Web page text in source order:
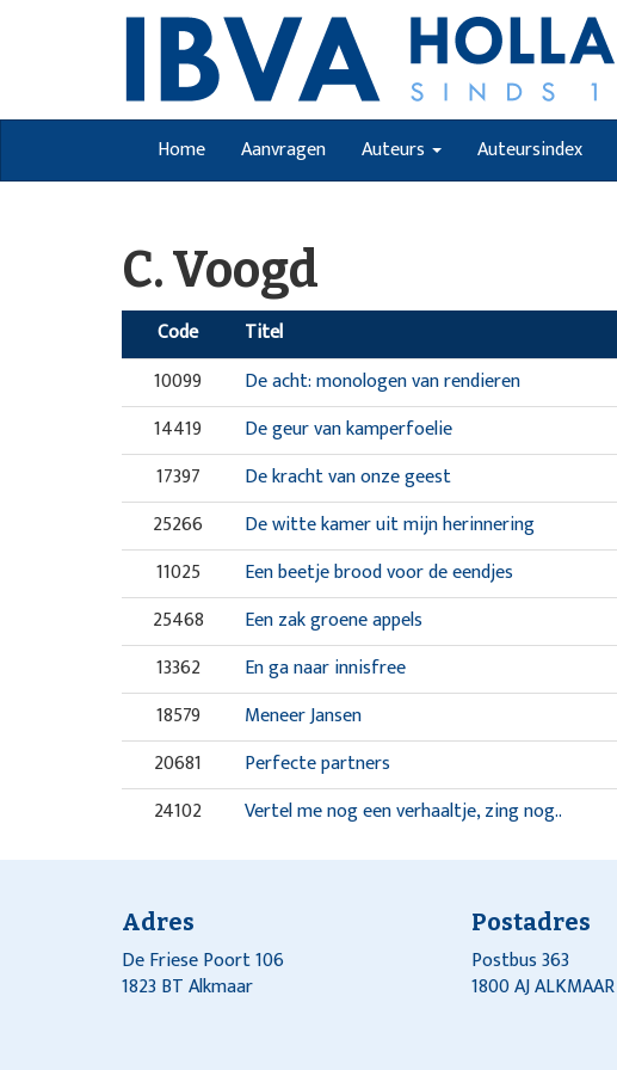
Home Aanvragen Auteurs Auteursindex
C. Voogd
Code Titel
10099
De acht: monologen van rendieren
14419
De geur van kamperfoelie
17397
De kracht van onze geest
25266
De witte kamer uit mijn herinnering
11025
Een beetje brood voor de eendjes
25468
Een zak groene appels
13362
En ga naar innisfree
18579
Meneer Jansen
20681
Perfecte partners
24102
Vertel me nog een verhaaltje, zing nog..
Adres
De Friese Poort 106
1823 BT Alkmaar
Postadres
Postbus 363
1800 AJ ALKMAAR